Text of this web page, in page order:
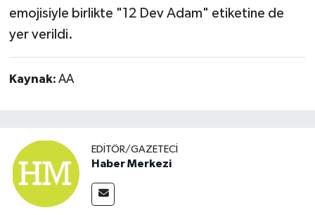
emojisiyle birlikte "12 Dev Adam" etiketine de
yer verildi.
Kaynak: AA
EDITÖR/GAZETECI
Haber Merkezi